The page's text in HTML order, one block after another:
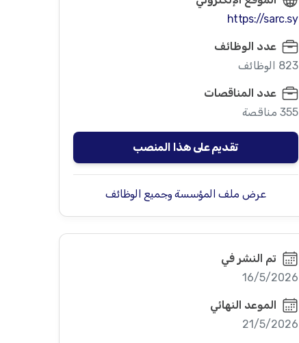
https://sarc.sy
عدد الوظائف
823 الوظائف
عدد المناقصات
355 مناقصة
تقديم على هذا المنصب
عرض ملف المؤسسة وجميع الوظائف
تم النشر في
16/5/2026
الموعد النهائي
21/5/2026